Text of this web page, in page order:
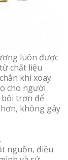
luôn được
chất liệu
khi xoay
cho người
trơn để
không gây
nguồn, điều